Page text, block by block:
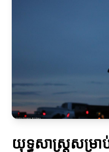
យុទ្ធសាស្ត្រសម្រា